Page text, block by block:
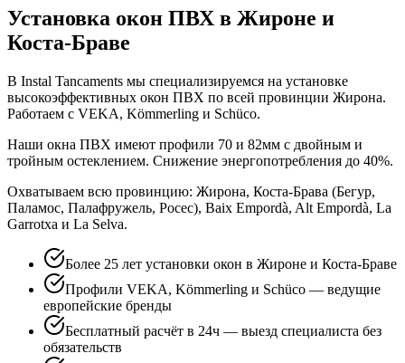
Установка окон ПВХ в Жироне и
Коста-Браве
В Instal Tancaments мы специализируемся на установке
высокоэффективных окон ПВХ по всей провинции Жирона.
Работаем с VEKA, Kömmerling и Schüco.
Наши окна ПВХ имеют профили 70 и 82мм с двойным и
тройным остеклением. Снижение энергопотребления до 40%.
Охватываем всю провинцию: Жирона, Коста-Брава (Бегур,
Паламос, Палафружель, Росес), Baix Empordà, Alt Empordà, La
Garrotxa и La Selva.
Более 25 лет установки окон в Жироне и Коста-Браве
Профили VEKA, Kömmerling и Schüco — ведущие
европейские бренды
Бесплатный расчёт в 24ч — выезд специалиста без
обязательств